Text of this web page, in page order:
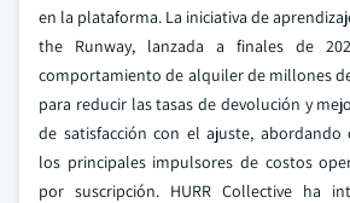
en la plataforma. La iniciativa de
the Runway, lanzada a finales de
comportamiento de alquiler de millones
para reducir las tasas de devolución y
de satisfacción con el ajuste, abordando
los principales impulsores de costos
por suscripción. HURR Collective ha